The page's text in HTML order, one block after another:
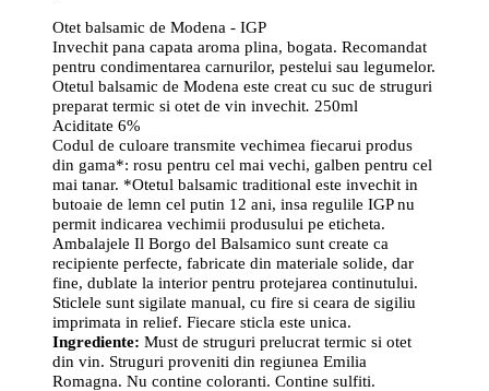
Otet balsamic de Modena - IGP
Invechit pana capata aroma plina, bogata. Recomandat
pentru condimentarea carnurilor, pestelui sau legumelor.
Otetul balsamic de Modena este creat cu suc de struguri
preparat termic si otet de vin invechit. 250ml
Aciditate 6%
Codul de culoare transmite vechimea fiecarui produs
din gama*: rosu pentru cel mai vechi, galben pentru cel
mai tanar. *Otetul balsamic traditional este invechit in
butoaie de lemn cel putin 12 ani, insa regulile IGP nu
permit indicarea vechimii produsului pe eticheta.
Ambalajele Il Borgo del Balsamico sunt create ca
recipiente perfecte, fabricate din materiale solide, dar
fine, dublate la interior pentru protejarea continutului.
Sticlele sunt sigilate manual, cu fire si ceara de sigiliu
imprimata in relief. Fiecare sticla este unica.
Ingrediente: Must de struguri prelucrat termic si otet
din vin. Struguri proveniti din regiunea Emilia
Romagna. Nu contine coloranti. Contine sulfiti.